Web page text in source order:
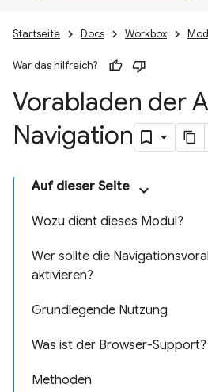
Startseite Docs Workbox
War das hilfreich?
Vorabladen der
Navigation
Auf dieser Seite
Wozu dient dieses Modul?
Wer sollte die
aktivieren?
Grundlegende Nutzung
Was ist der Browser-Support?
Methoden